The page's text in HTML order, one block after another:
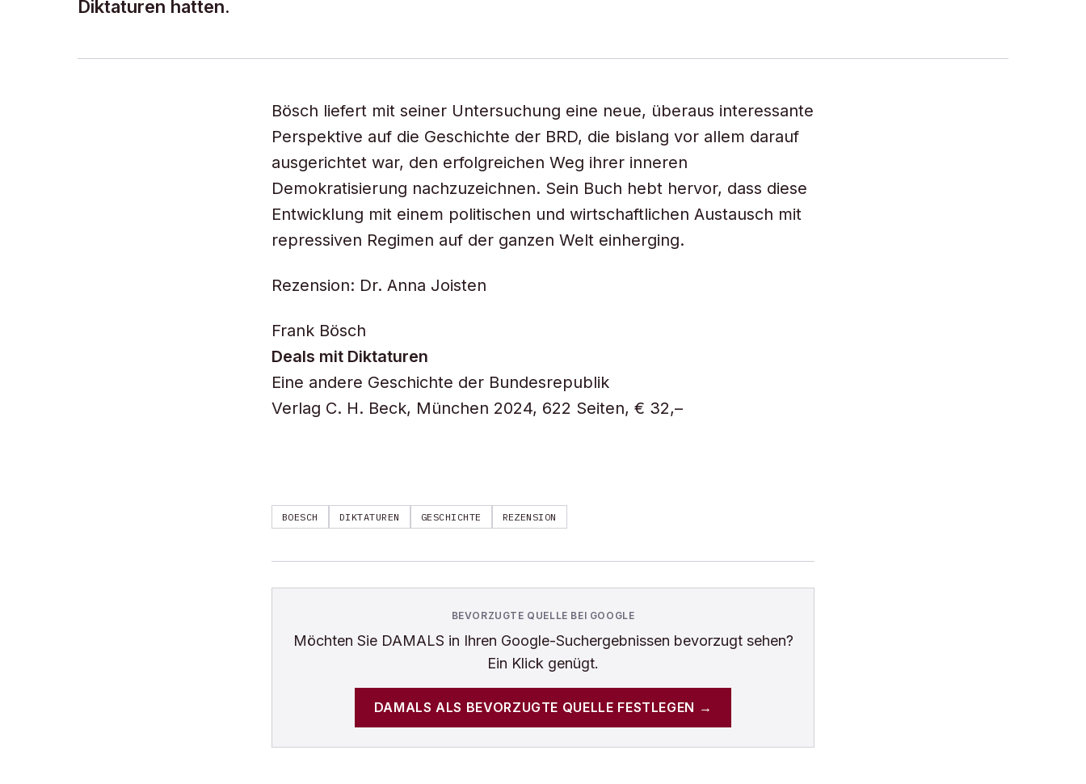
Diktaturen hatten.
Bösch liefert mit seiner Untersuchung eine neue, überaus interessante
Perspektive auf die Geschichte der BRD, die bislang vor allem darauf
ausgerichtet war, den erfolgreichen Weg ihrer inneren
Demokratisierung nachzuzeichnen. Sein Buch hebt hervor, dass diese
Entwicklung mit einem politischen und wirtschaftlichen Austausch mit
repressiven Regimen auf der ganzen Welt einherging.
Rezension: Dr. Anna Joisten
Frank Bösch
Deals mit Diktaturen
Eine andere Geschichte der Bundesrepublik
Verlag C. H. Beck, München 2024, 622 Seiten, € 32,–
BOESCH DIKTATUREN GESCHICHTE REZENSION
BEVORZUGTE QUELLE BEI GOOGLE
Möchten Sie DAMALS in Ihren Google-Suchergebnissen bevorzugt sehen?
Ein Klick genügt.
DAMALS ALS BEVORZUGTE QUELLE FESTLEGEN →